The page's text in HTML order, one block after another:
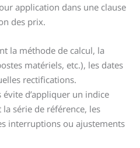
application dans une clause
des prix.
la méthode de calcul, la
matériels, etc.), les dates
rectifications.
d’appliquer un indice
série de référence, les
interruptions ou ajustements